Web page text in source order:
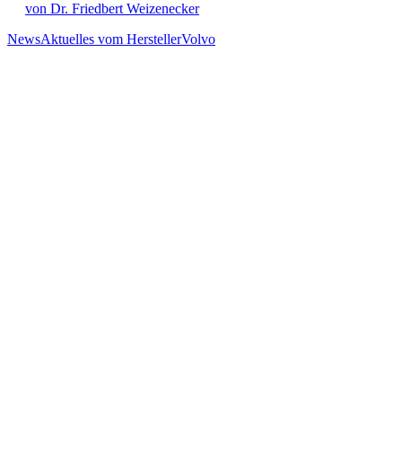
von Dr. Friedbert Weizenecker
NewsAktuelles vom HerstellerVolvo